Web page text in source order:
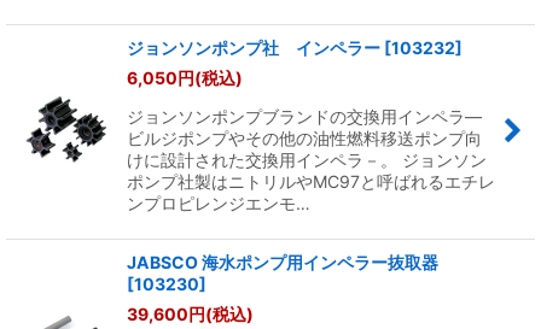
ジョンソンポンプ社 インペラー [103232]
6,050円(税込)
ジョンソンポンプブランドの交換用インペラ―
ビルジポンプやその他の油性燃料移送ポンプ向
けに設計された交換用インペラ－。 ジョンソン
ポンプ社製はニトリルやMC97と呼ばれるエチレ
ンプロピレンジエンモ…
JABSCO 海水ポンプ用インペラー抜取器
[103230]
39,600円(税込)